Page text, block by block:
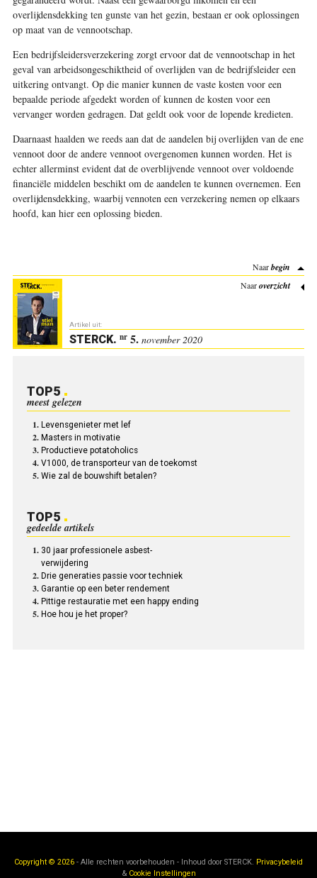
overlijdensdekking ten gunste van het gezin, bestaan er ook oplossingen
op maat van de vennootschap.
Een bedrijfsleidersverzekering zorgt ervoor dat de vennootschap in het
geval van arbeidsongeschiktheid of overlijden van de bedrijfsleider een
uitkering ontvangt. Op die manier kunnen de vaste kosten voor een
bepaalde periode afgedekt worden of kunnen de kosten voor een
vervanger worden gedragen. Dat geldt ook voor de lopende kredieten.
Daarnaast haalden we reeds aan dat de aandelen bij overlijden van de ene
vennoot door de andere vennoot overgenomen kunnen worden. Het is
echter allerminst evident dat de overblijvende vennoot over voldoende
financiële middelen beschikt om de aandelen te kunnen overnemen. Een
overlijdensdekking, waarbij vennoten een verzekering nemen op elkaars
hoofd, kan hier een oplossing bieden.
Naarbegin
Naaroverzicht
Artikel uit:
STERCK. nr5. november 2020
TOP5
meest gelezen
Levensgenieter met lef
Masters in motivatie
Productieve potatoholics
V1000, de transporteur van de toekomst
Wie zal de bouwshift betalen?
TOP5
gedeelde artikels
30 jaar professionele asbest-
verwijdering
Drie generaties passie voor techniek
Garantie op een beter rendement
Pittige restauratie met een happy ending
Hoe hou je het proper?
Copyright © 2026 - Alle rechten voorbehouden - Inhoud door STERCK. Privacybeleid
& Cookie Instellingen